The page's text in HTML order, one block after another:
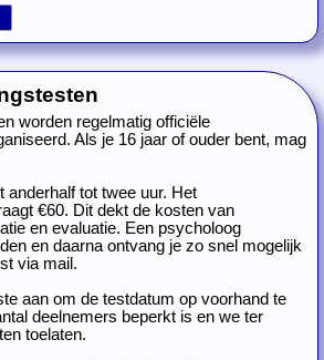
worden regelmatig officiële
Als je 16 jaar of ouder bent, mag
anderhalf tot twee uur. Het
€60. Dit dekt de kosten van
en evaluatie. Een psycholoog
en daarna ontvang je zo snel mogelijk
via mail.
aan om de testdatum op voorhand te
deelnemers beperkt is en we ter
toelaten.